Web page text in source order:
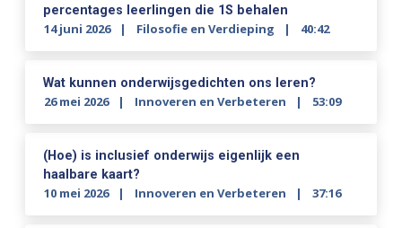
percentages leerlingen die 1S behalen
14 juni 2026 Filosofie en Verdieping 40:42
Wat kunnen onderwijsgedichten ons leren?
26 mei 2026 Innoveren en Verbeteren 53:09
(Hoe) is inclusief onderwijs eigenlijk een
haalbare kaart?
10 mei 2026 Innoveren en Verbeteren 37:16